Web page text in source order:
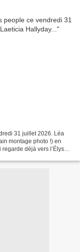
31 juillet 2026. Léa
montage photo !) en
déjà vers l’Élysée.